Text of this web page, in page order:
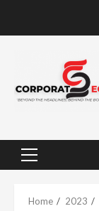
Primary
Home 2023